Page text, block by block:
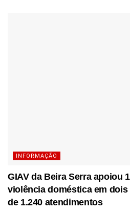
INFORMAÇÃO
GIAV da Beira Serra apoiou
violência doméstica em
de 1.240 atendimentos